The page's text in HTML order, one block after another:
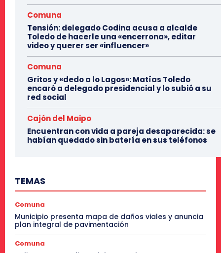
Comuna
Tensión: delegado Codina acusa a alcalde
Toledo de hacerle una «encerrona», editar
video y querer ser «influencer»
Comuna
Gritos y «dedo a lo Lagos»: Matías Toledo
encaró a delegado presidencial y lo subió a su
red social
Cajón del Maipo
Encuentran con vida a pareja desaparecida: se
habían quedado sin batería en sus teléfonos
TEMAS
Comuna
Municipio presenta mapa de daños viales y anuncia
plan integral de pavimentación
Comuna